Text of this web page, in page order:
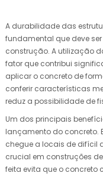
A durabilidade das
fundamental que deve
construção. A utilização
fator que contribui
aplicar o concreto de
conferir características
reduz a possibilidade de
Um dos principais
lançamento do concreto.
chegue a locais de difícil
crucial em construções
feita evita que o concreto